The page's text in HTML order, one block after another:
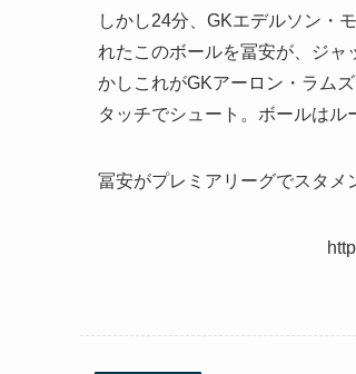
しかし24分、GKエデルソン・
れたこのボールを冨安が、ジ
かしこれがGKアーロン・ラム
タッチでシュート。ボールはル
冨安がプレミアリーグでスタメ